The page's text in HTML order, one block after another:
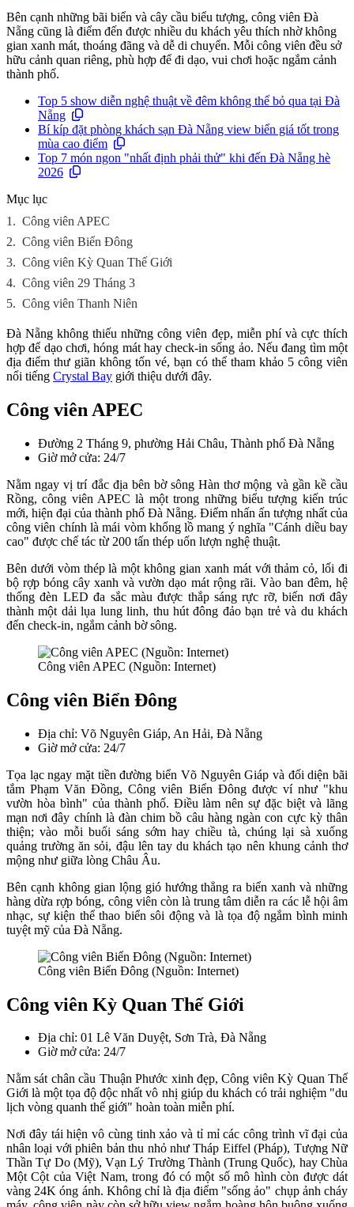
Bên cạnh những bãi biển và cây cầu biểu tượng, công viên Đà
Nẵng cũng là điểm đến được nhiều du khách yêu thích nhờ không
gian xanh mát, thoáng đãng và dễ di chuyển. Mỗi công viên đều sở
hữu cảnh quan riêng, phù hợp để đi dạo, vui chơi hoặc ngắm cảnh
thành phố.
Top 5 show diễn nghệ thuật về đêm không thể bỏ qua tại Đà
Nẵng
Bí kíp đặt phòng khách sạn Đà Nẵng view biển giá tốt trong
mùa cao điểm
Top 7 món ngon "nhất định phải thử" khi đến Đà Nẵng hè
2026
Mục lục
1. Công viên APEC
2. Công viên Biển Đông
3. Công viên Kỳ Quan Thế Giới
4. Công viên 29 Tháng 3
5. Công viên Thanh Niên
Đà Nẵng không thiếu những công viên đẹp, miễn phí và cực thích
hợp để dạo chơi, hóng mát hay check-in sống ảo. Nếu đang tìm một
địa điểm thư giãn không tốn vé, bạn có thể tham khảo 5 công viên
nổi tiếng Crystal Bay giới thiệu dưới đây.
Công viên APEC
Đường 2 Tháng 9, phường Hải Châu, Thành phố Đà Nẵng
Giờ mở cửa: 24/7
Nằm ngay vị trí đắc địa bên bờ sông Hàn thơ mộng và gần kề cầu
Rồng, công viên APEC là một trong những biểu tượng kiến trúc
mới, hiện đại của thành phố Đà Nẵng. Điểm nhấn ấn tượng nhất của
công viên chính là mái vòm khổng lồ mang ý nghĩa "Cánh diều bay
cao" được chế tác từ 200 tấn thép uốn lượn nghệ thuật.
Bên dưới vòm thép là một không gian xanh mát với thảm cỏ, lối đi
bộ rợp bóng cây xanh và vườn dạo mát rộng rãi. Vào ban đêm, hệ
thống đèn LED đa sắc màu được thắp sáng rực rỡ, biến nơi đây
thành một dải lụa lung linh, thu hút đông đảo bạn trẻ và du khách
đến check-in, ngắm cảnh bờ sông.
Công viên APEC (Nguồn: Internet)
Công viên Biển Đông
Địa chỉ: Võ Nguyên Giáp, An Hải, Đà Nẵng
Giờ mở cửa: 24/7
Tọa lạc ngay mặt tiền đường biển Võ Nguyên Giáp và đối diện bãi
tắm Phạm Văn Đồng, Công viên Biển Đông được ví như "khu
vườn hòa bình" của thành phố. Điều làm nên sự đặc biệt và lãng
mạn nơi đây chính là đàn chim bồ câu hàng ngàn con cực kỳ thân
thiện; vào mỗi buổi sáng sớm hay chiều tà, chúng lại sà xuống
quảng trường ăn sỏi, đậu lên tay du khách tạo nên khung cảnh thơ
mộng như giữa lòng Châu Âu.
Bên cạnh không gian lộng gió hướng thẳng ra biển xanh và những
hàng dừa rợp bóng, công viên còn là trung tâm diễn ra các lễ hội âm
nhạc, sự kiện thể thao biển sôi động và là tọa độ ngắm bình minh
tuyệt mỹ của Đà Nẵng.
Công viên Biển Đông (Nguồn: Internet)
Công viên Kỳ Quan Thế Giới
Địa chỉ: 01 Lê Văn Duyệt, Sơn Trà, Đà Nẵng
Giờ mở cửa: 24/7
Nằm sát chân cầu Thuận Phước xinh đẹp, Công viên Kỳ Quan Thế
Giới là một tọa độ độc nhất vô nhị giúp du khách có trải nghiệm "du
lịch vòng quanh thế giới" hoàn toàn miễn phí.
Nơi đây tái hiện vô cùng tinh xảo và tỉ mỉ các công trình vĩ đại của
nhân loại với phiên bản thu nhỏ như Tháp Eiffel (Pháp), Tượng Nữ
Thần Tự Do (Mỹ), Vạn Lý Trường Thành (Trung Quốc), hay Chùa
Một Cột của Việt Nam, trong đó có một số mô hình còn được dát
vàng 24K óng ánh. Không chỉ là địa điểm "sống ảo" chụp ảnh cháy